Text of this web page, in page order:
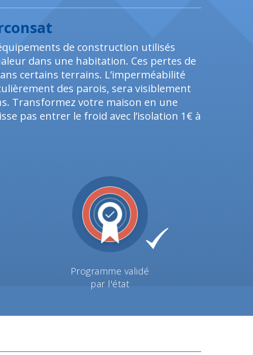
de construction utilisés
dans une habitation. Ces pertes de
certains terrains. L’imperméabilité
des parois, sera visiblement
Transformez votre maison en une
pas entrer le froid avec l’isolation 1€ à
Programme validé
par l'état